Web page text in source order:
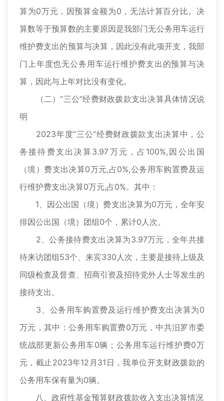
算为0万元，因预算金额为0，无法计算百分比。决
算数等于预算数的主要原因是我部门无公务用车运行
维护费支出的预算与决算，因此没有此项开支，我部
门上年度也无公务用车运行维护费支出的预算与决
算，因此与上年对比没有变化。
（二）“三公”经费财政拨款支出决算具体情况说
明
2023年度“三公”经费财政拨款支出决算中，公
务接待费支出决算3.97万元，占100%,因公出国
（境）费支出决算0万元,占0%,公务用车购置费及运
行维护费支出决算0万元,占0%。其中：
1、因公出国（境）费支出决算为0万元，全年安
排因公出国（境）团组0个，累计0人次。
2、公务接待费支出决算为3.97万元，全年共接
待来访团组53个、来宾330人次，主要是接待上级及
同级检查及督查、招商引资及招待党外人士等发生的
接待支出。
3、公务用车购置费及运行维护费支出决算为0
万元，其中：公务用车购置费0万元，中共汨罗市委
统战部更新公务用车0辆；公务用车运行维护费0万
元，截止2023年12月31日，我单位开支财政拨款的
公务用车保有量为0辆。
八、政府性基金预算财政拨款收入支出决算情况